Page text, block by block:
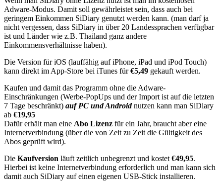
Adware-Modus. Damit soll gewährleistet sein, dass auch bei
geringem Einkommen SiDiary genutzt werden kann. (man darf ja
nicht vergessen, dass SiDiary in über 20 Landessprachen verfügbar
ist und Länder wie z.B. Thailand ganz andere
Einkommensverhältnisse haben).
Die Version für iOS (lauffähig auf iPhone, iPad und iPod Touch)
kann direkt im App-Store bei iTunes für€5,49 gekauft werden.
Kaufen und damit das Programm ohne die Adware-
Einschränkungen (Werbe-PopUps und der Import ist auf die letzten
7 Tage beschränkt) auf PC und Androidnutzen kann man SiDiary
ab €19,95
Dafür erhält man eine Abo Lizenz für ein Jahr, braucht aber eine
Internetverbindung (über die von Zeit zu Zeit die Gültigkeit des
Abos geprüft wird).
Die Kaufversion läuft zeitlich unbegrenzt und kostet €49,95.
Hierbei ist keine Internetverbindung erforderlich und man kann sich
damit auch SiDiary auf einen eigenen USB-Stick installieren.